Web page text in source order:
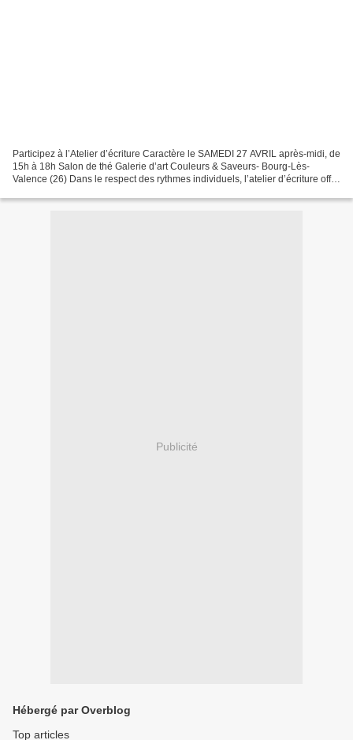
Participez à l’Atelier d’écriture Caractère le SAMEDI 27 AVRIL après-midi, de
15h à 18h Salon de thé Galerie d’art Couleurs & Saveurs- Bourg-Lès-
Valence (26) Dans le respect des rythmes individuels, l’atelier d’écriture offre
Publicité
Hébergé par Overblog
Top articles